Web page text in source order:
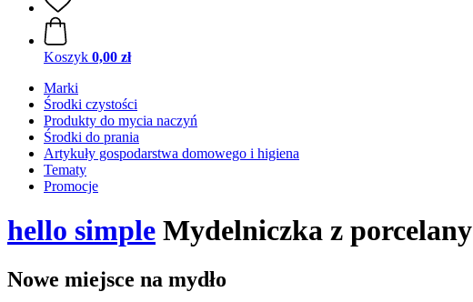
Koszyk 0,00 zł
Marki
Środki czystości
Produkty do mycia naczyń
Środki do prania
Artykuły gospodarstwa domowego i higiena
Tematy
Promocje
hello simple Mydelniczka z porcelany
Nowe miejsce na mydło